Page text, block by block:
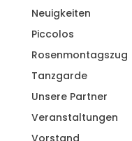
Neuigkeiten
Piccolos
Rosenmontagszug
Tanzgarde
Unsere Partner
Veranstaltungen
Vorstand